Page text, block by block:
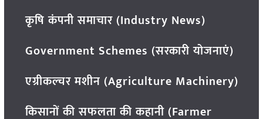
कृषि कंपनी समाचार (Industry News)
Government Schemes (सरकारी योजनाएं)
एग्रीकल्चर मशीन (Agriculture Machinery)
किसानों की सफलता की कहानी (Farmer